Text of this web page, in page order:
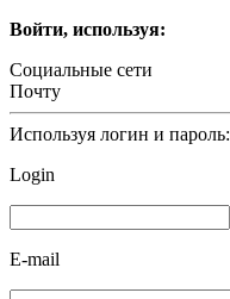
Войти, используя:
Социальные сети
Почту
Используя логин и пароль:
Login
E-mail